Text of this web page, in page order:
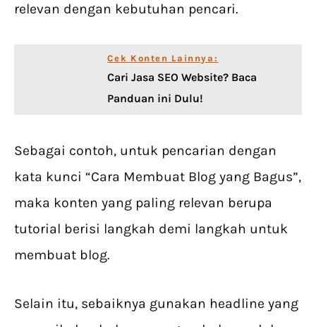
relevan dengan kebutuhan pencari.
Cek Konten Lainnya:
Cari Jasa SEO Website? Baca
Panduan ini Dulu!
Sebagai contoh, untuk pencarian dengan
kata kunci “Cara Membuat Blog yang Bagus”,
maka konten yang paling relevan berupa
tutorial berisi langkah demi langkah untuk
membuat blog.
Selain itu, sebaiknya gunakan headline yang